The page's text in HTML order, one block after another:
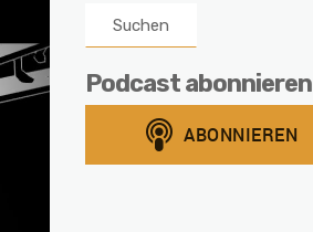
Podcast abonnieren